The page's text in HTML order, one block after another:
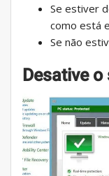
Se estiver
como está
Se não
Desative